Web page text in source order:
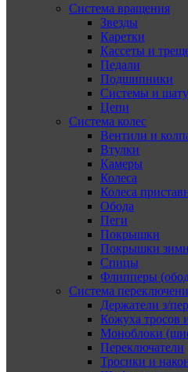
Система вращения
Звезды
Каретки
Кассеты и
Педали
Подшипники
Системы и
Цепи
Система колес
Вентили и
Втулки
Камеры
Колеса
Колеса
Обода
Пеги
Покрышки
Покрышки
Спицы
Флипперы
Система
Держатели з/
Кожуха тросов
Моноблоки
Переключатели
Тросики и